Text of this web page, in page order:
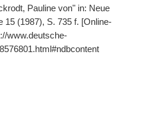
Pauline von" in: Neue
15 (1987), S. 735 f. [Online-
www.deutsche-